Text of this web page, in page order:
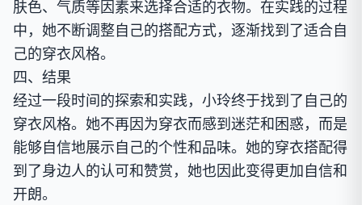
肤色、气质等因素来选择合适的衣物。在实践的过程
中，她不断调整自己的搭配方式，逐渐找到了适合自
己的穿衣风格。
四、结果
经过一段时间的探索和实践，小玲终于找到了自己的
穿衣风格。她不再因为穿衣而感到迷茫和困惑，而是
能够自信地展示自己的个性和品味。她的穿衣搭配得
到了身边人的认可和赞赏，她也因此变得更加自信和
开朗。